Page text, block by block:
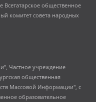
общественное
комитет совета народных
Соболь Любовь Эдуардовна, Общество с ограниченной ответственностью "ЛИЗА НОРМ", Каспаров Гарри Кимович, Ходорковский Михаил Борисович, Общество с ограниченной ответственностью "Апрельские тезисы", Данилович Ирина Брониславовна, Кашин Олег Владимирович, Петров Николай Владимирович, Пивоваров Алексей Владимирович, Соколов Михаил Владимирович, Цветкова Юлия Владимировна, Чичваркин Евгений Александрович, Комитет против пыток/Команда против пыток, Общество с ограниченной ответственностью "Первый научный", Общество с ограниченной ответственностью "Вертолет и ко", Белоцерковская Вероника Борисовна, Кац Максим Евгеньевич, Лазарева Татьяна Юрьевна, Шаведдинов Руслан Табризович, Яшин Илья Валерьевич, Общество с ограниченной ответственностью "Иноагент ААВ", Алешковский Дмитрий Петрович, Альбац Евгения Марковна, Быков Дмитрий Львович, Галямина Юлия Евгеньевна, Лойко Сергей Леонидович, Мартынов Кирилл Константинович, Медведев Сергей Александрович, Крашенинников Федор Геннадиевич, Гордеева Катерина Вл